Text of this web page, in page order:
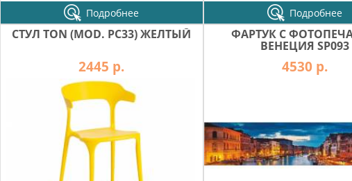
Подробнее Подробнее
СТУЛ TON (MOD. PC33) ЖЕЛТЫЙ
2445 р.
ФАРТУК С
ВЕНЕЦИЯ SP093
4530 р.